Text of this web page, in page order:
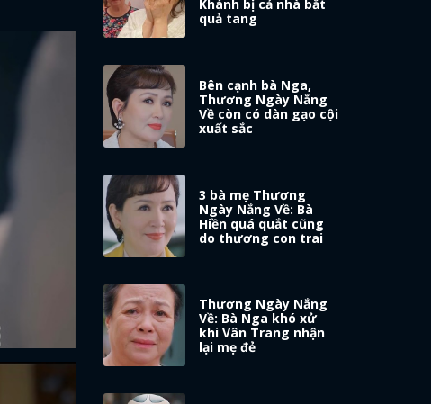
Khánh bị cả nhà bắt
quả tang
Bên cạnh bà Nga,
Thương Ngày Nắng
Về còn có dàn gạo cội
xuất sắc
3 bà mẹ Thương
Ngày Nắng Về: Bà
Hiền quá quắt cũng
do thương con trai
Thương Ngày Nắng
Về: Bà Nga khó xử
khi Vân Trang nhận
lại mẹ đẻ